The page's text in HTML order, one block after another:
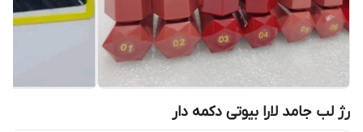
رژ لب جامد لارا بیوتی دکمه دار